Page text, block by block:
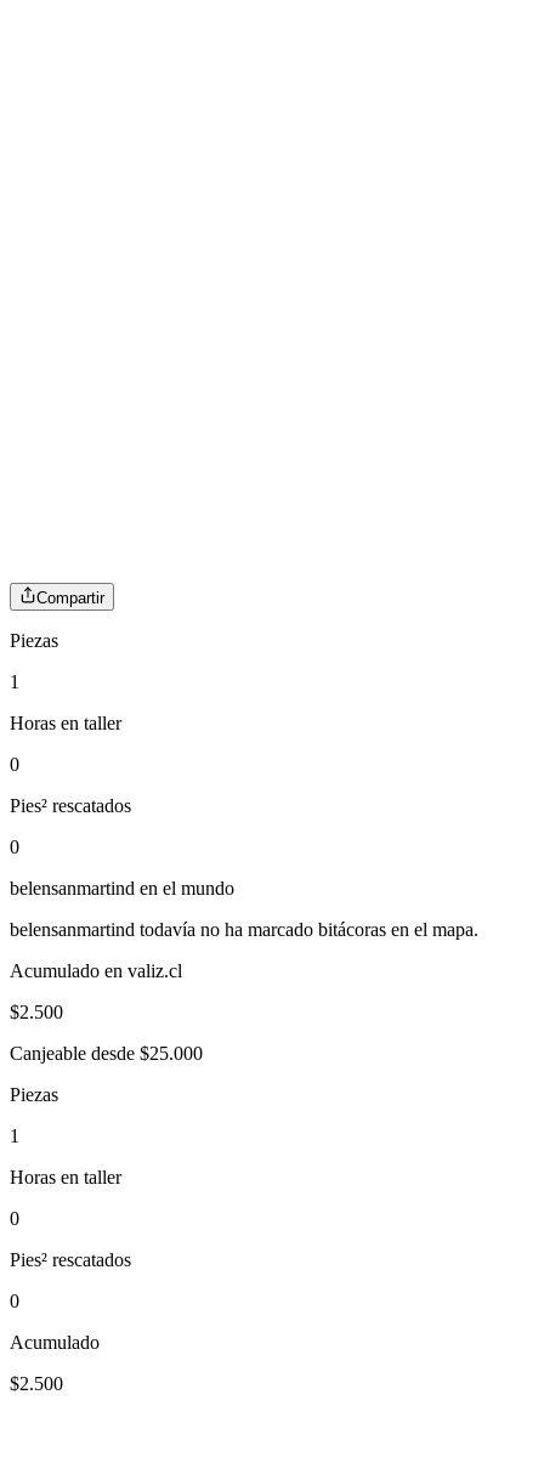
Compartir
Piezas
1
Horas en taller
0
Pies² rescatados
0
belensanmartind en el mundo
belensanmartind todavía no ha marcado bitácoras en el mapa.
Acumulado en valiz.cl
$2.500
Canjeable desde $25.000
Piezas
1
Horas en taller
0
Pies² rescatados
0
Acumulado
$2.500